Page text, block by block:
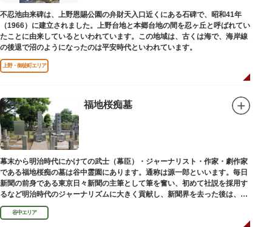
不忍池由来碑は、上野恩賜公園の弁財天入口近くにある石碑で、昭和41年
（1966）に建立されました。上野台地と本郷台地の間を忍ヶ丘と呼ばれてい
たことに由来しているといわれています。この地域は、古くは海で、海岸線
の後退で沼のようになったのは平安時代といわれています。
上野・御徒町エリア
福地桜痴墓
幕末から明治時代にかけての武士（幕臣）・ジャーナリスト・作家・劇作家
である福地桜痴の墓は谷中霊園にあります。通称は源一郎といいます。毎日
新聞の前身である東京日々新聞の主筆として筆を奮い、初めて社説を採用す
るなど明治時代のジャーナリズムに大きく貢献し、新聞界を去った後は、文
学者として活躍しました。
谷中エリア